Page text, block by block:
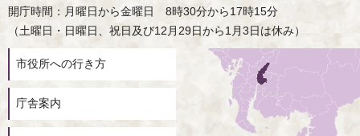
開庁時間：月曜日から金曜日 8時30分から17時15分
（土曜日・日曜日、祝日及び12月29日から1月3日は休み）
市役所への行き方
庁舎案内